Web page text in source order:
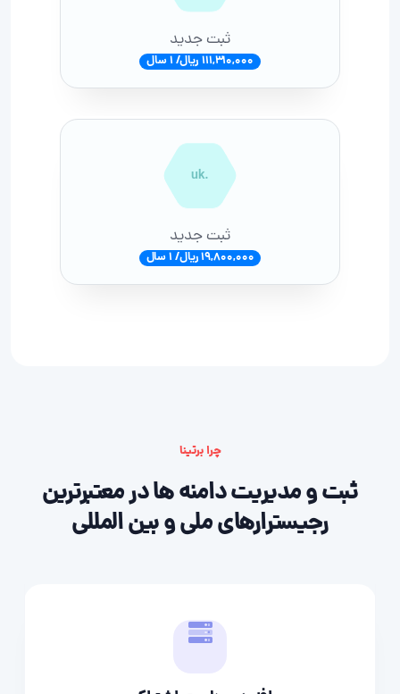
ثبت جدید
111,310,000 ریال/ 1 سال
.uk
ثبت جدید
19,800,000 ریال/ 1 سال
چرا برتینا
ثبت و مدیریت دامنه ها در معتبرترین
رجیسترارهای ملی و بین المللی